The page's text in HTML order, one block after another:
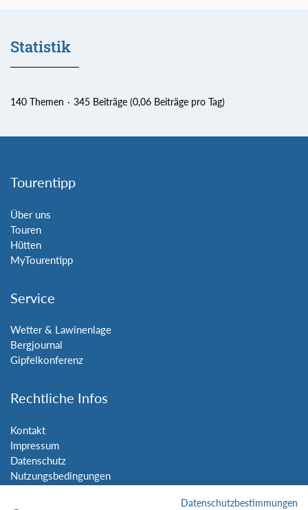
Statistik
140 Themen 345 Beiträge (0,06 Beiträge pro Tag)
Tourentipp
Über uns
Touren
Hütten
MyTourentipp
Service
Wetter & Lawinenlage
Bergjournal
Gipfelkonferenz
Rechtliche Infos
Kontakt
Impressum
Datenschutz
Nutzungsbedingungen
Datenschutzbestimmungen